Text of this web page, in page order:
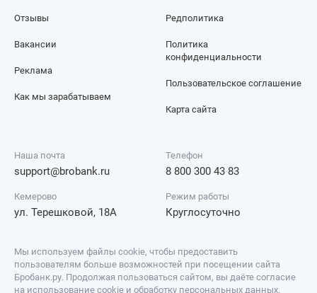
Отзывы Редполитика
Вакансии
Реклама
Как мы зарабатываем
Политика
конфиденциальности
Пользовательское соглашение
Карта сайта
Наша почта
support@brobank.ru
Телефон
8 800 300 43 83
Кемерово
ул. Терешковой, 18А
Режим работы
Круглосуточно
Мы используем файлы cookie, чтобы предоставить
пользователям больше возможностей при посещении сайта
Бробанк.ру. Продолжая пользоваться сайтом, вы даёте согласие
на использование cookie и обработку персональных данных.